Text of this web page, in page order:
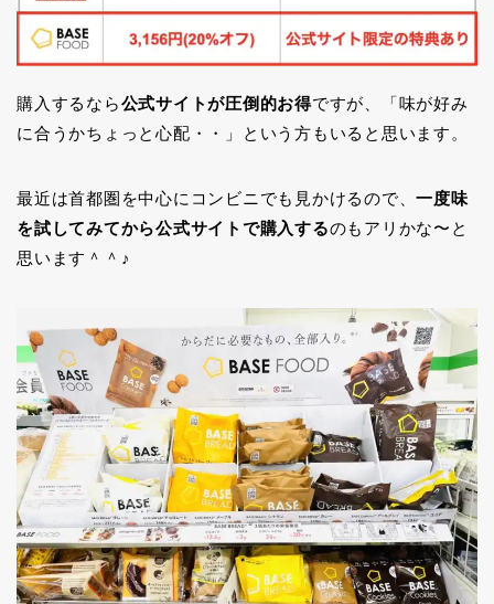
購入するなら公式サイトが圧倒的お得ですが、「味が好み
に合うかちょっと心配・・」という方もいると思います。
最近は首都圏を中心にコンビニでも見かけるので、一度味
を試してみてから公式サイトで購入するのもアリかな〜と
思います＾＾♪